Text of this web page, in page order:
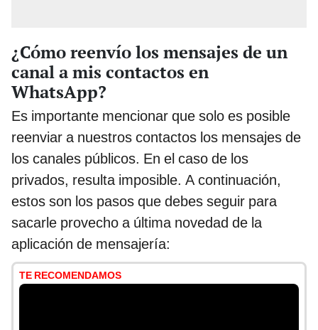
¿Cómo reenvío los mensajes de un
canal a mis contactos en
WhatsApp?
Es importante mencionar que solo es posible
reenviar a nuestros contactos los mensajes de
los canales públicos. En el caso de los
privados, resulta imposible. A continuación,
estos son los pasos que debes seguir para
sacarle provecho a última novedad de la
aplicación de mensajería:
TE RECOMENDAMOS